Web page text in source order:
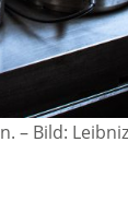
– Bild: